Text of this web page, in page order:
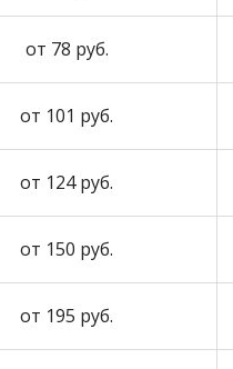
от 78 руб.
от 101 руб.
от 124 руб.
от 150 руб.
от 195 руб.